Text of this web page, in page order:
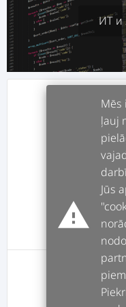
ИТ и
У этого
warning
Mēs
ļauj
Jūs